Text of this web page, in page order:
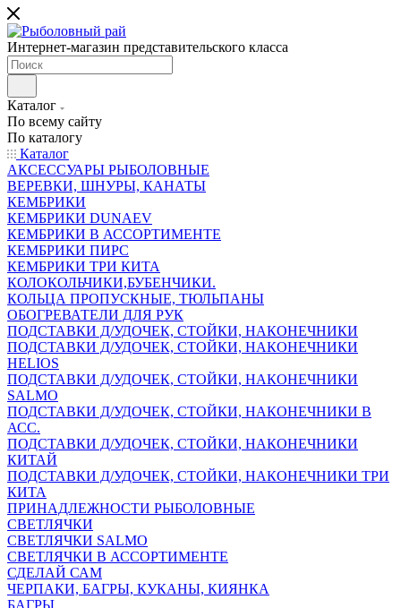
Интернет-магазин представительского класса
Каталог
По всему сайту
По каталогу
Каталог
АКСЕССУАРЫ РЫБОЛОВНЫЕ
ВЕРЕВКИ, ШНУРЫ, КАНАТЫ
КЕМБРИКИ
КЕМБРИКИ DUNAEV
КЕМБРИКИ В АССОРТИМЕНТЕ
КЕМБРИКИ ПИРС
КЕМБРИКИ ТРИ КИТА
КОЛОКОЛЬЧИКИ,БУБЕНЧИКИ.
КОЛЬЦА ПРОПУСКНЫЕ, ТЮЛЬПАНЫ
ОБОГРЕВАТЕЛИ ДЛЯ РУК
ПОДСТАВКИ Д/УДОЧЕК, СТОЙКИ, НАКОНЕЧНИКИ
ПОДСТАВКИ Д/УДОЧЕК, СТОЙКИ, НАКОНЕЧНИКИ
HELIOS
ПОДСТАВКИ Д/УДОЧЕК, СТОЙКИ, НАКОНЕЧНИКИ
SALMO
ПОДСТАВКИ Д/УДОЧЕК, СТОЙКИ, НАКОНЕЧНИКИ В
АСС.
ПОДСТАВКИ Д/УДОЧЕК, СТОЙКИ, НАКОНЕЧНИКИ
КИТАЙ
ПОДСТАВКИ Д/УДОЧЕК, СТОЙКИ, НАКОНЕЧНИКИ ТРИ
КИТА
ПРИНАДЛЕЖНОСТИ РЫБОЛОВНЫЕ
СВЕТЛЯЧКИ
СВЕТЛЯЧКИ SALMO
СВЕТЛЯЧКИ В АССОРТИМЕНТЕ
СДЕЛАЙ САМ
ЧЕРПАКИ, БАГРЫ, КУКАНЫ, КИЯНКА
БАГРЫ